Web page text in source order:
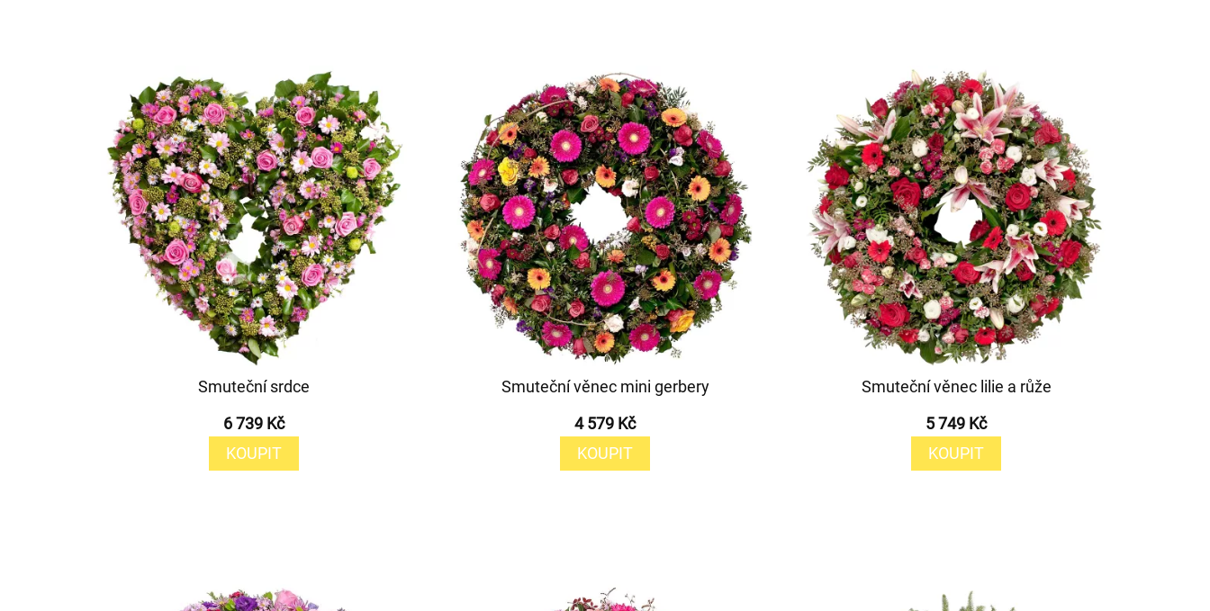
Smuteční srdce
6 739 Kč
KOUPIT
Smuteční věnec mini gerbery
4 579 Kč
KOUPIT
Smuteční věnec lilie a růže
5 749 Kč
KOUPIT